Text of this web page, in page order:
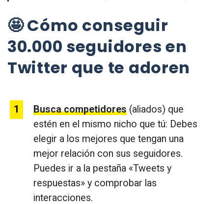
🤩 Cómo conseguir
30.000 seguidores en
Twitter que te adoren
Busca competidores (aliados) que
estén en el mismo nicho que tú: Debes
elegir a los mejores que tengan una
mejor relación con sus seguidores.
Puedes ir a la pestaña «Tweets y
respuestas» y comprobar las
interacciones.